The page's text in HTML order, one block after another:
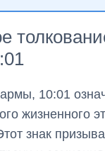
10:01
жизненного
знак